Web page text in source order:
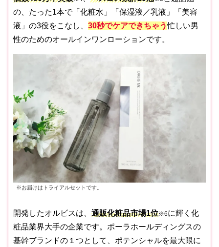
の、たった1本で「化粧水」「保湿液／乳液」「美容
液」の3役をこなし、 30秒でケアできちゃう忙しい男
性のためのオールインワンローションです。
※お届けはトライアルセットです。
開発したオルビスは、 通販化粧品市場1位※6に輝く化
粧品業界大手の企業です。ポーラホールディングスの
基幹ブランドの１つとして、ポテンシャルを最大限に